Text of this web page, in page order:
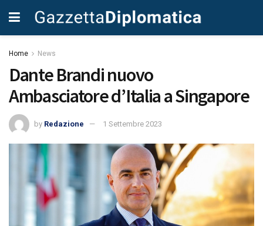
Home News
Dante Brandi nuovo
Ambasciatore d’Italia a Singapore
by Redazione 1 Settembre 2023